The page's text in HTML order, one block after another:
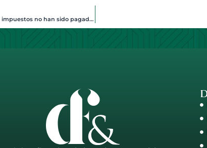
¿Qué ocurre cuando se vende un bien recibido en herencia, cuyos impuestos no han sido pagados? ¿Quién paga esos impuestos y hasta dónde?